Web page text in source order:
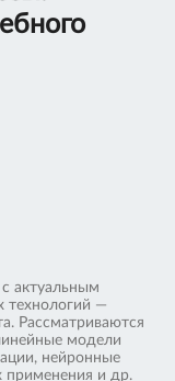
актуальным
технологий —
Рассматриваются
модели
нейронные
применения и др.